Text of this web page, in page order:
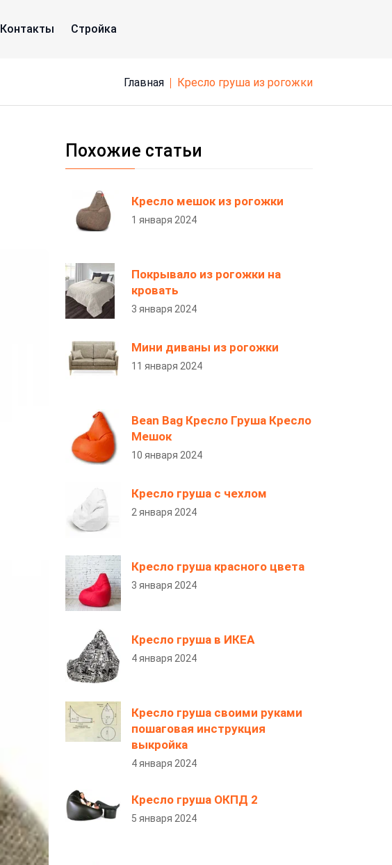
Контакты Стройка
Главная кресло груша из рогожки
Похожие статьи
Кресло мешок из рогожки
1 января 2024
Покрывало из рогожки на
кровать
3 января 2024
Мини диваны из рогожки
11 января 2024
Bean Bag Кресло Груша Кресло
Мешок
10 января 2024
Кресло груша с чехлом
2 января 2024
Кресло груша красного цвета
3 января 2024
Кресло груша в ИКЕА
4 января 2024
Кресло груша своими руками
пошаговая инструкция
выкройка
4 января 2024
Кресло груша ОКПД 2
5 января 2024